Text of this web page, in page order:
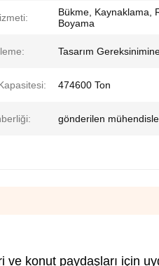
Bükme, Kaynaklama,
Boyama
Tasarım
474600 Ton
gönderilen
ve konut paydaşları için